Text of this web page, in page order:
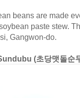
beans are made
paste stew.
Gangwon-do.
(초당맷돌순